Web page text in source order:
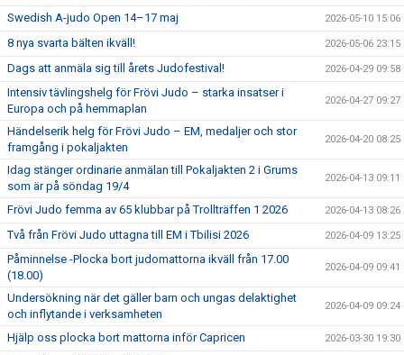
Swedish A-judo Open 14–17 maj 2026-05-10 15:06
8 nya svarta bälten ikväll! 2026-05-06 23:15
Dags att anmäla sig till årets Judofestival! 2026-04-29 09:58
Intensiv tävlingshelg för Frövi Judo – starka insatser i
Europa och på hemmaplan
2026-04-27 09:27
Händelserik helg för Frövi Judo – EM, medaljer och stor
framgång i pokaljakten
2026-04-20 08:25
Idag stänger ordinarie anmälan till Pokaljakten 2 i Grums
som är på söndag 19/4
2026-04-13 09:11
Frövi Judo femma av 65 klubbar på Trollträffen 1 2026 2026-04-13 08:26
Två från Frövi Judo uttagna till EM i Tbilisi 2026 2026-04-09 13:25
Påminnelse -Plocka bort judomattorna ikväll från 17.00
(18.00)
2026-04-09 09:41
Undersökning när det gäller barn och ungas delaktighet
och inflytande i verksamheten
2026-04-09 09:24
Hjälp oss plocka bort mattorna inför Capricen 2026-03-30 19:30